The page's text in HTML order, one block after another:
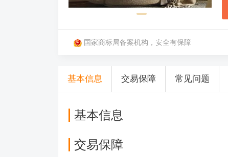
国家商标局备案机构，安全有保障
基本信息 交易保障 常见问题
基本信息
交易保障